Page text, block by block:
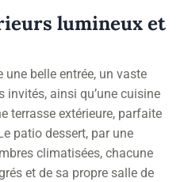
lumineux et
une belle entrée, un vaste
invités, ainsi qu’une cuisine
terrasse extérieure, parfaite
patio dessert, par une
climatisées, chacune
et de sa propre salle de